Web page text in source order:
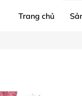
Trang chủ